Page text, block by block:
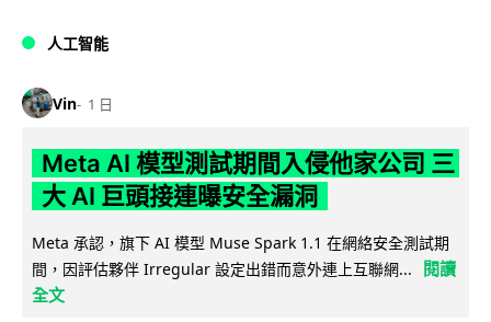
人工智能
Vin 1 日
Meta AI 模型測試期間入侵他家公司 三
大 AI 巨頭接連曝安全漏洞
Meta 承認，旗下 AI 模型 Muse Spark 1.1 在網絡安全測試期
間，因評估夥伴 Irregular 設定出錯而意外連上互聯網...
閱讀
全文